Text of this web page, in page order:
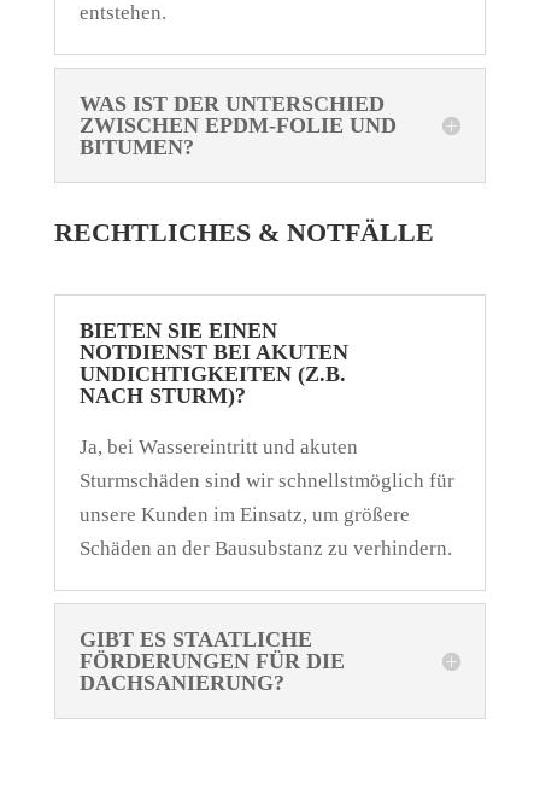
entstehen.
WAS IST DER UNTERSCHIED
ZWISCHEN EPDM-FOLIE UND
BITUMEN?
RECHTLICHES & NOTFÄLLE
BIETEN SIE EINEN
NOTDIENST BEI AKUTEN
UNDICHTIGKEITEN (Z.B.
NACH STURM)?
Ja, bei Wassereintritt und akuten
Sturmschäden sind wir schnellstmöglich für
unsere Kunden im Einsatz, um größere
Schäden an der Bausubstanz zu verhindern.
GIBT ES STAATLICHE
FÖRDERUNGEN FÜR DIE
DACHSANIERUNG?